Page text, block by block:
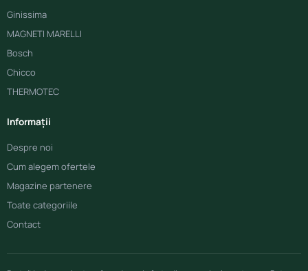
Ginissima
MAGNETI MARELLI
Bosch
Chicco
THERMOTEC
Informații
Despre noi
Cum alegem ofertele
Magazine partenere
Toate categoriile
Contact